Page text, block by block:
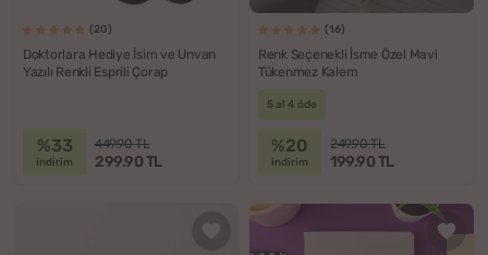
(20)
Doktorlara Hediye İsim ve Unvan
Yazılı Renkli Esprili Çorap
%33
indirim
449.90 TL
299.90 TL
(16)
Renk Seçenekli İsme Özel Mavi
Tükenmez Kalem
5 al 4 öde
%20
indirim
249.90 TL
199.90 TL